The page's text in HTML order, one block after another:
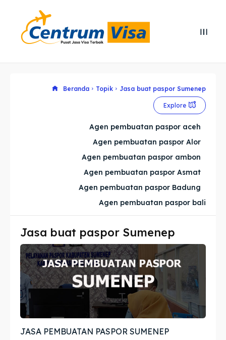
Explore our destinations
Imta
Legalisir
Apostille
Penerjemah
Asuransi
Explore our destinations
Imta
Legalisir
Apostille
Penerjemah
Asuransi
Beranda Topik Jasa buat paspor Sumenep
Explore
Agen pembuatan paspor aceh
Agen pembuatan paspor Alor
Agen pembuatan paspor ambon
Agen pembuatan paspor Asmat
Agen pembuatan paspor Badung
Agen pembuatan paspor bali
Jasa buat paspor Sumenep
JASA PEMBUATAN PASPOR SUMENEP